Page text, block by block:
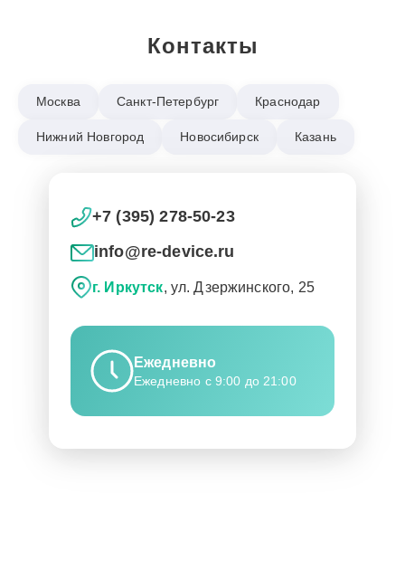
Контакты
Москва Санкт-Петербург Краснодар
Нижний Новгород Новосибирск Казань
+7 (395) 278-50-23
info@re-device.ru
г. Иркутск, ул. Дзержинского, 25
Ежедневно
Ежедневно с 9:00 до 21:00